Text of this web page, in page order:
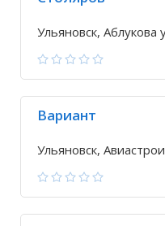
Ульяновск, Аблукова
Вариант
Ульяновск,